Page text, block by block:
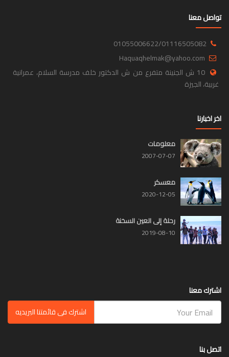
تواصل معنا
01055006622/01116505082
Haquaqhelmak@yahoo.com
10 ش الجنينة متفرع من ش الدكتور خلف مدرسة السلام، عمرانية
غربية، الجيزة
اخر اخبارنا
معلومات
2007-07-07
معسكر
2020-12-05
رحلة إلى العين السخنة
2019-08-10
اشترك معنا
اشترك فى قائمتنا البريديه
اتصل بنا